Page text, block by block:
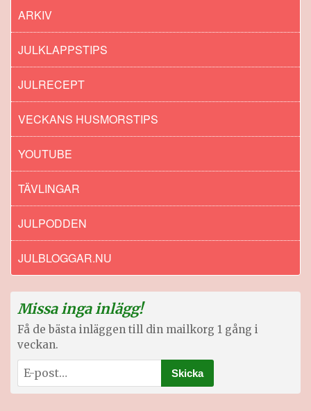
ARKIV
JULKLAPPSTIPS
JULRECEPT
VECKANS HUSMORSTIPS
YOUTUBE
TÄVLINGAR
JULPODDEN
JULBLOGGAR.NU
Missa inga inlägg!
Få de bästa inläggen till din mailkorg 1 gång i
veckan.